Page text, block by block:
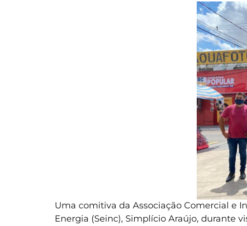
Uma comitiva da Associação Comercial e
Energia (Seinc), Simplício Araújo, durante